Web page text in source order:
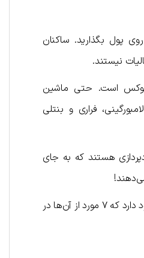
پول بگذارید. ساکنان
نیستند.
است. حتی ماشین
فراری و بنتلی
هستند که به جای
در دنیا ۱۰ هتل بلند وجود دارد که ۷ مورد از آن‌ها در